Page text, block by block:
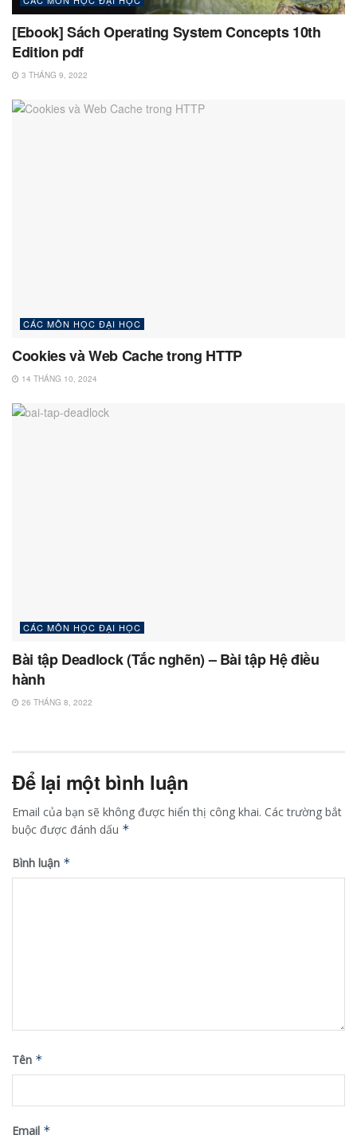
[Ebook] Sách Operating System Concepts 10th
Edition pdf
3 THÁNG 9, 2022
CÁC MÔN HỌC ĐẠI HỌC
Cookies và Web Cache trong HTTP
14 THÁNG 10, 2024
CÁC MÔN HỌC ĐẠI HỌC
Bài tập Deadlock (Tắc nghẽn) – Bài tập Hệ điều
hành
26 THÁNG 8, 2022
Để lại một bình luận
Email của bạn sẽ không được hiển thị công khai. Các trường bắt
buộc được đánh dấu *
Bình luận *
Tên *
Email *